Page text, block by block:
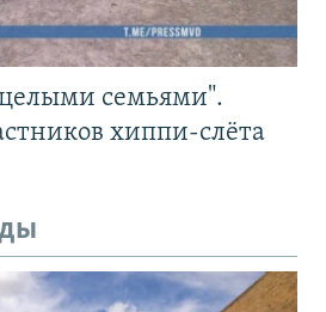
семьями".
хиппи-слёта